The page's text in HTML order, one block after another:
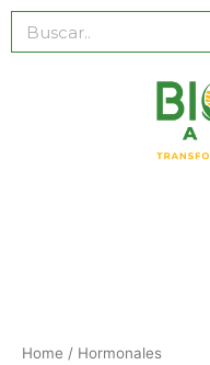
Buscar
Home / Hormonales